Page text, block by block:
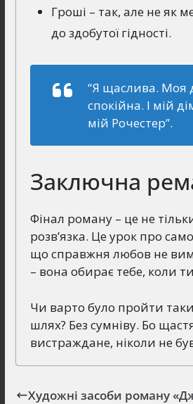
Гроші – так, але не як
до здобутої гідності.
“Я щаслива. Моя
спокійна. І мій
мій Рочестер”.
Заключна
Фінал роману – це не
розв’язка. Це урок про
що справжня любов не
– вона обирає тебе, коли
Чи варто було пройти
шлях? Без сумніву. Бо
вистраждане, ніколи не
Художні засоби роману